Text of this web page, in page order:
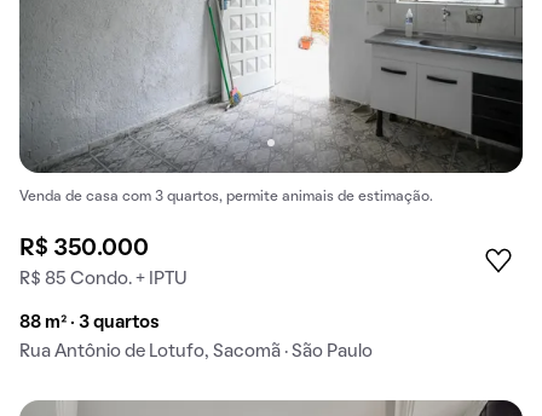
Venda de casa com 3 quartos, permite animais de estimação.
R$ 350.000
R$ 85 Condo. + IPTU
88 m² · 3 quartos
Rua Antônio de Lotufo, Sacomã · São Paulo